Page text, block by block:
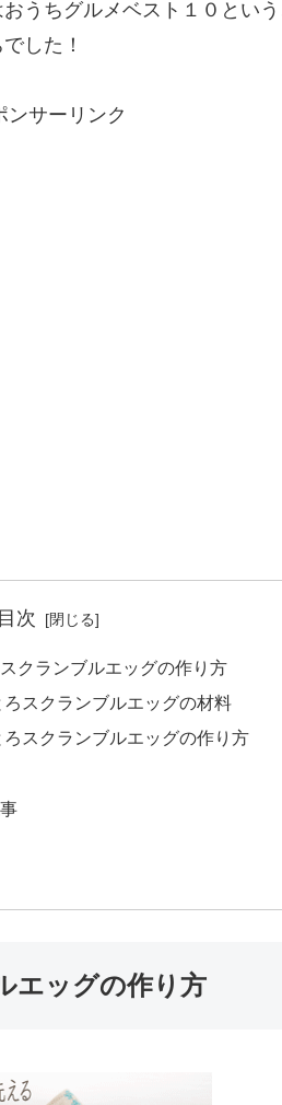
うちグルメベスト１０とい
した！
ンサーリンク
目次
クランブルエッグの作り方
スクランブルエッグの材料
スクランブルエッグの作り方
エッグの作り方